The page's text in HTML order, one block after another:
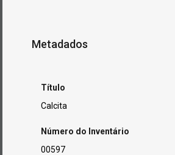
Metadados
Título
Calcita
Número do Inventário
00597